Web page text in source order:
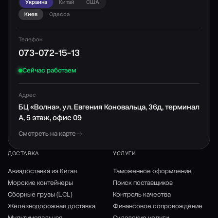
телефону. Наши специалисты подберут оптимальный
маршрут и вид транспорта, а также обозначат
Почему для доставки товаров из Кореи выбирают
Fialan?
Подбирают наиболее выгодный способ перевозки
перевозимых вещей.
Организуют перевозку ценных, крупногабаритных,
опасных и скоропортящихся товаров в специальных
контейнерах.
Обеспечивают страхование груза.
Помогают в оформлении необходимой
документации и прохождении таможенных процедур.
Гарантируют точные сроки доставки.
Украина Китай
США
Киев
Одесса
Телефон
073-072-15-13
Сейчас работаем
Адрес
БЦ «Волна», ул. Евгения Коновальца, 36д, терминал
А, 5 этаж, офис 09
Смотреть на карте
ДОСТАВКА
Авиадоставка из Китая
Морские контейнеры
Сборные грузы (LCL)
Железнодорожная доставка
УСЛУГИ
Таможенное оформление
Поиск поставщиков
Контроль качества
Финансовое сопровождение